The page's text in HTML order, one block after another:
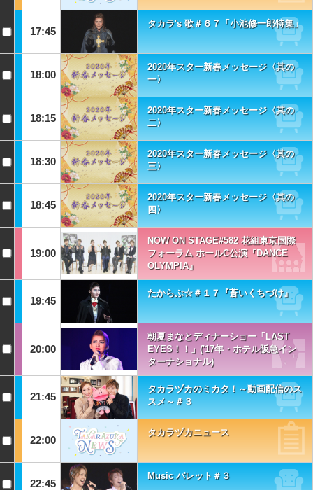
17:45
タカラ's 歌＃６７「小池修一郎特集」
18:00
2020年スター新春メッセージ〈其の
一〉
18:15
2020年スター新春メッセージ〈其の
二〉
18:30
2020年スター新春メッセージ〈其の
三〉
18:45
2020年スター新春メッセージ〈其の
四〉
19:00
NOW ON STAGE#582 花組東京国際
フォーラム ホールC公演『DANCE
OLYMPIA』
19:45
たからぶ☆＃１７『蒼いくちづけ』
20:00
朝夏まなとディナーショー「LAST
EYES！！」('17年・ホテル阪急イン
ターナショナル)
21:45
タカラヅカのミカタ！～動画配信のス
スメ～＃３
22:00
タカラヅカニュース
22:45
Music パレット＃３